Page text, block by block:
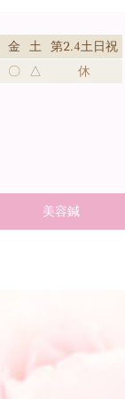
金 土
第2.4土日祝
〇 △ 休
美容鍼